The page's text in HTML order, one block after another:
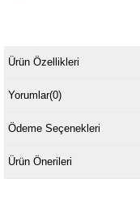
Ürün Özellikleri
Yorumlar(0)
Ödeme Seçenekleri
Ürün Önerileri